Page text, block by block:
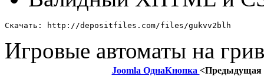
Скачать: http://depositfiles.com/files/gukvv2blh
Игровые автоматы на
Joomla ОднаКнопка <Предыдущая